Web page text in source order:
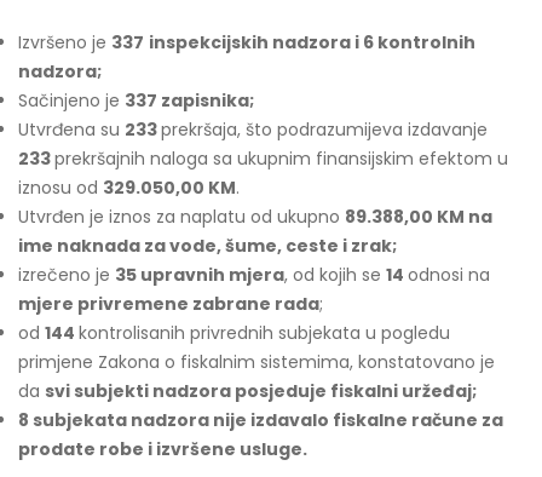
Izvršeno je 337 inspekcijskih nadzora i 6 kontrolnih
nadzora;
Sačinjeno je 337 zapisnika;
Utvrđena su 233prekršaja, što podrazumijeva izdavanje
233prekršajnih naloga sa ukupnim finansijskim efektom u
iznosu od 329.050,00 KM.
Utvrđen je iznos za naplatu od ukupno ­­­­­­­­­­­­­­­­­­­89.388,00 KM na
ime naknada za vode, šume, ceste i zrak;
izrečeno je 35 upravnih mjera, od kojih se 14 odnosi na
mjere privremene zabrane rada;
od 144 kontrolisanih privrednih subjekata u pogledu
primjene Zakona o fiskalnim sistemima, konstatovano je
da svi subjekti nadzora posjeduje fiskalni uržeđaj;
8 subjekata nadzora nije izdavalo fiskalne račune za
prodate robe i izvršene usluge.